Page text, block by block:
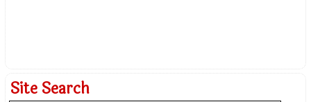
Site Search